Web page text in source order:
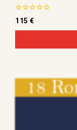
0
de
5
115€